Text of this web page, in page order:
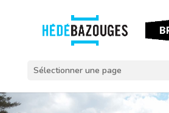
Sélectionner une page